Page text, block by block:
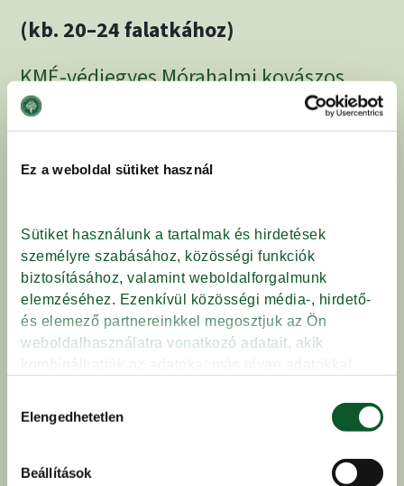
Ez a weboldal sütiket használ
Sütiket használunk a tartalmak és hirdetések
személyre szabásához, közösségi funkciók
biztosításához, valamint weboldalforgalmunk
elemzéséhez. Ezenkívül közösségi média-, hirdető-
és elemező partnereinkkel megosztjuk az Ön
weboldalhasználatra vonatkozó adatait, akik
kombinálhatják az adatokat más olyan adatokkal,
Adatkezelési tájékoztató
kiválasztása
Elengedhetetlen
Beállítások
(kb. 20–24 falatkához)
KMÉ-védjegyes Mórahalmi kovászos
búzakenyér
SPAR hazai szeretem szalámik
Mizo 6 hetes trappista sajt(pl. trappista
vagy félkemény sajt) – szeletelve
Friss paradicsom, paprika és uborka –
Floratom Kft.